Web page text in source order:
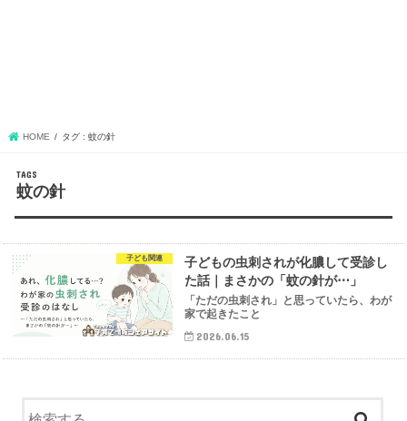
HOME タグ : 蚊の針
蚊の針
子ども関連
子どもの虫刺されが化膿して受診し
た話｜まさかの「蚊の針が⋯」
「ただの虫刺され」と思っていたら、わが
家で起きたこと
2026.06.15